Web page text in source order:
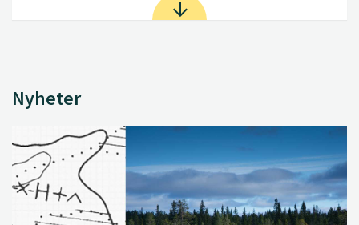
Nyheter